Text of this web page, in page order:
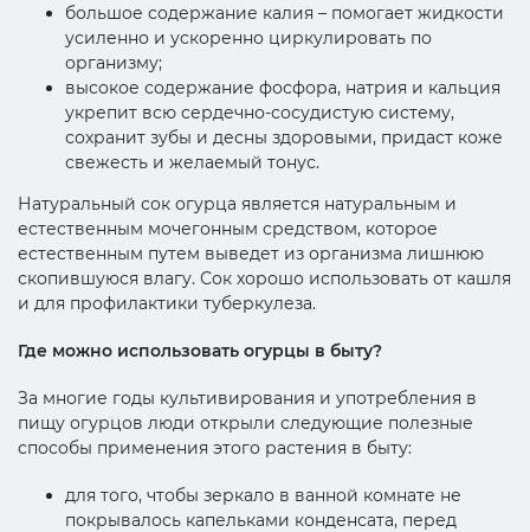
большое содержание калия – помогает жидкости
усиленно и ускоренно циркулировать по
организму;
высокое содержание фосфора, натрия и кальция
укрепит всю сердечно-сосудистую систему,
сохранит зубы и десны здоровыми, придаст коже
свежесть и желаемый тонус.
Натуральный сок огурца является натуральным и
естественным мочегонным средством, которое
естественным путем выведет из организма лишнюю
скопившуюся влагу. Сок хорошо использовать от кашля
и для профилактики туберкулеза.
Где можно использовать огурцы в быту?
За многие годы культивирования и употребления в
пищу огурцов люди открыли следующие полезные
способы применения этого растения в быту:
для того, чтобы зеркало в ванной комнате не
покрывалось капельками конденсата, перед